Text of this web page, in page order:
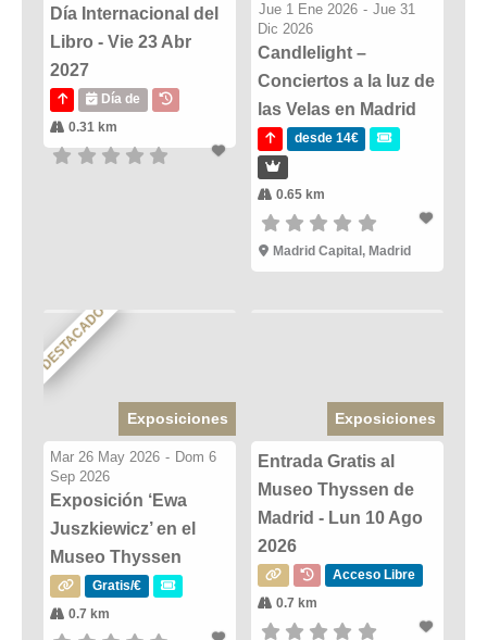
Día Internacional del
Libro - Vie 23 Abr
2027
Día de
0.31 km
Jue 1 Ene 2026 - Jue 31
Dic 2026
Candlelight –
Conciertos a la luz de
las Velas en Madrid
desde 14€
0.65 km
Madrid Capital, Madrid
DESTACADO
Exposiciones
Mar 26 May 2026 - Dom 6
Sep 2026
Exposición ‘Ewa
Juszkiewicz’ en el
Museo Thyssen
Gratis/€
0.7 km
Exposiciones
Entrada Gratis al
Museo Thyssen de
Madrid - Lun 10 Ago
2026
Acceso Libre
0.7 km